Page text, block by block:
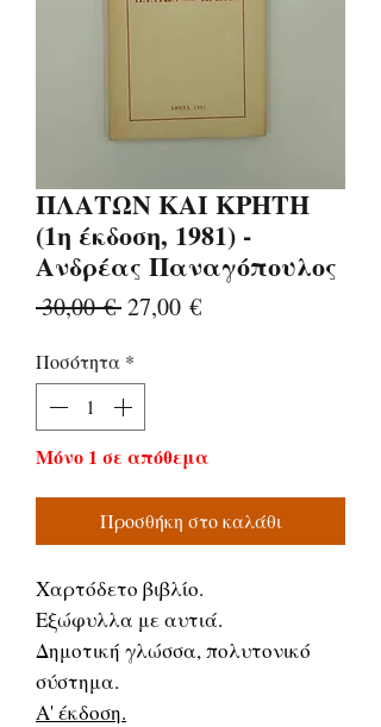
ΠΛΑΤΩΝ ΚΑΙ ΚΡΗΤΗ
(1η έκδοση, 1981) -
Ανδρέας Παναγόπουλος
30,00 € Κανονική
27,00 €Τιμή
Ποσότητα *
Μόνο 1 σε απόθεμα
Προσθήκη στο καλάθι
Χαρτόδετο βιβλίο.
Εξώφυλλα με αυτιά.
Δημοτική γλώσσα, πολυτονικό
σύστημα.
Α' έκδοση.